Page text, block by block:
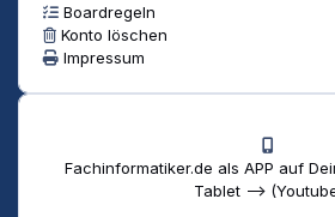
Boardregeln
Konto löschen
Impressum
Fachinformatiker.de als APP auf
Tablet -->